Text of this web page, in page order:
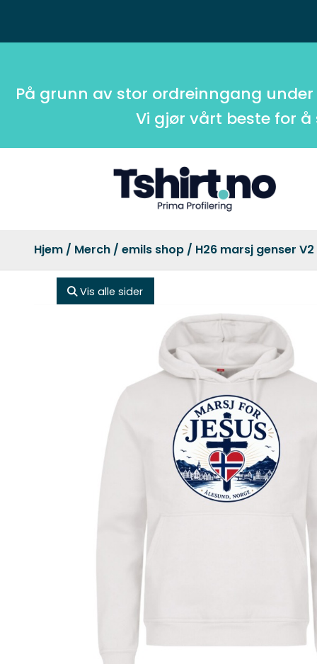
På grunn av stor ordreinngang
Vi gjør vårt beste for
Hjem / Merch / emils shop / H26 marsj genser V2
Vis alle sider